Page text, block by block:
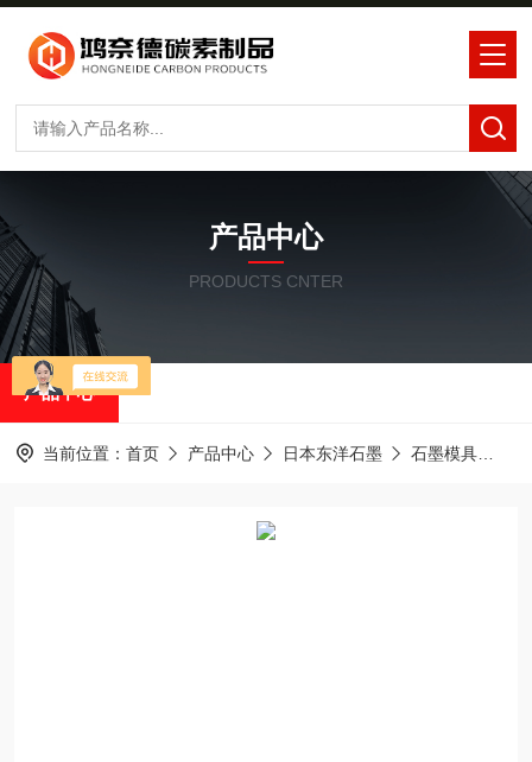
产品中心
PRODUCTS CNTER
产品中心
当前位置： 首页 产品中心 日本东洋石墨 石墨模具